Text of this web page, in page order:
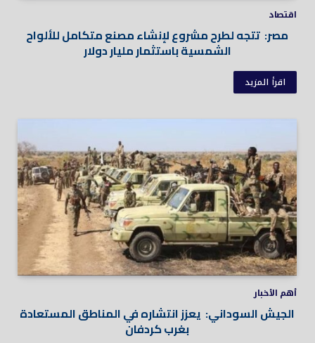
اقتصاد
مصر: تتجه لطرح مشروع لإنشاء مصنع متكامل للألواح
الشمسية باستثمار مليار دولار
اقرأ المزيد
أهم الأخبار
الجيش السوداني: يعزز انتشاره في المناطق المستعادة
بغرب كردفان